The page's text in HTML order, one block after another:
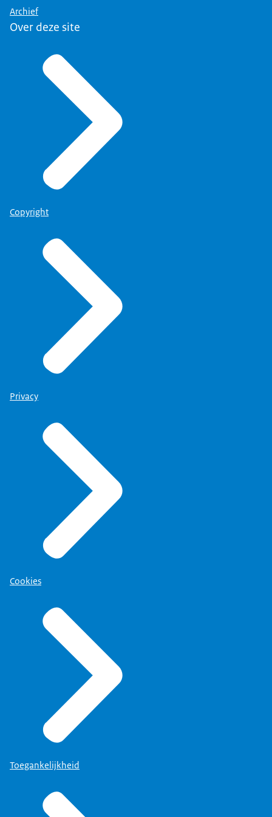
Archief
Over deze site
Copyright
Privacy
Cookies
Toegankelijkheid